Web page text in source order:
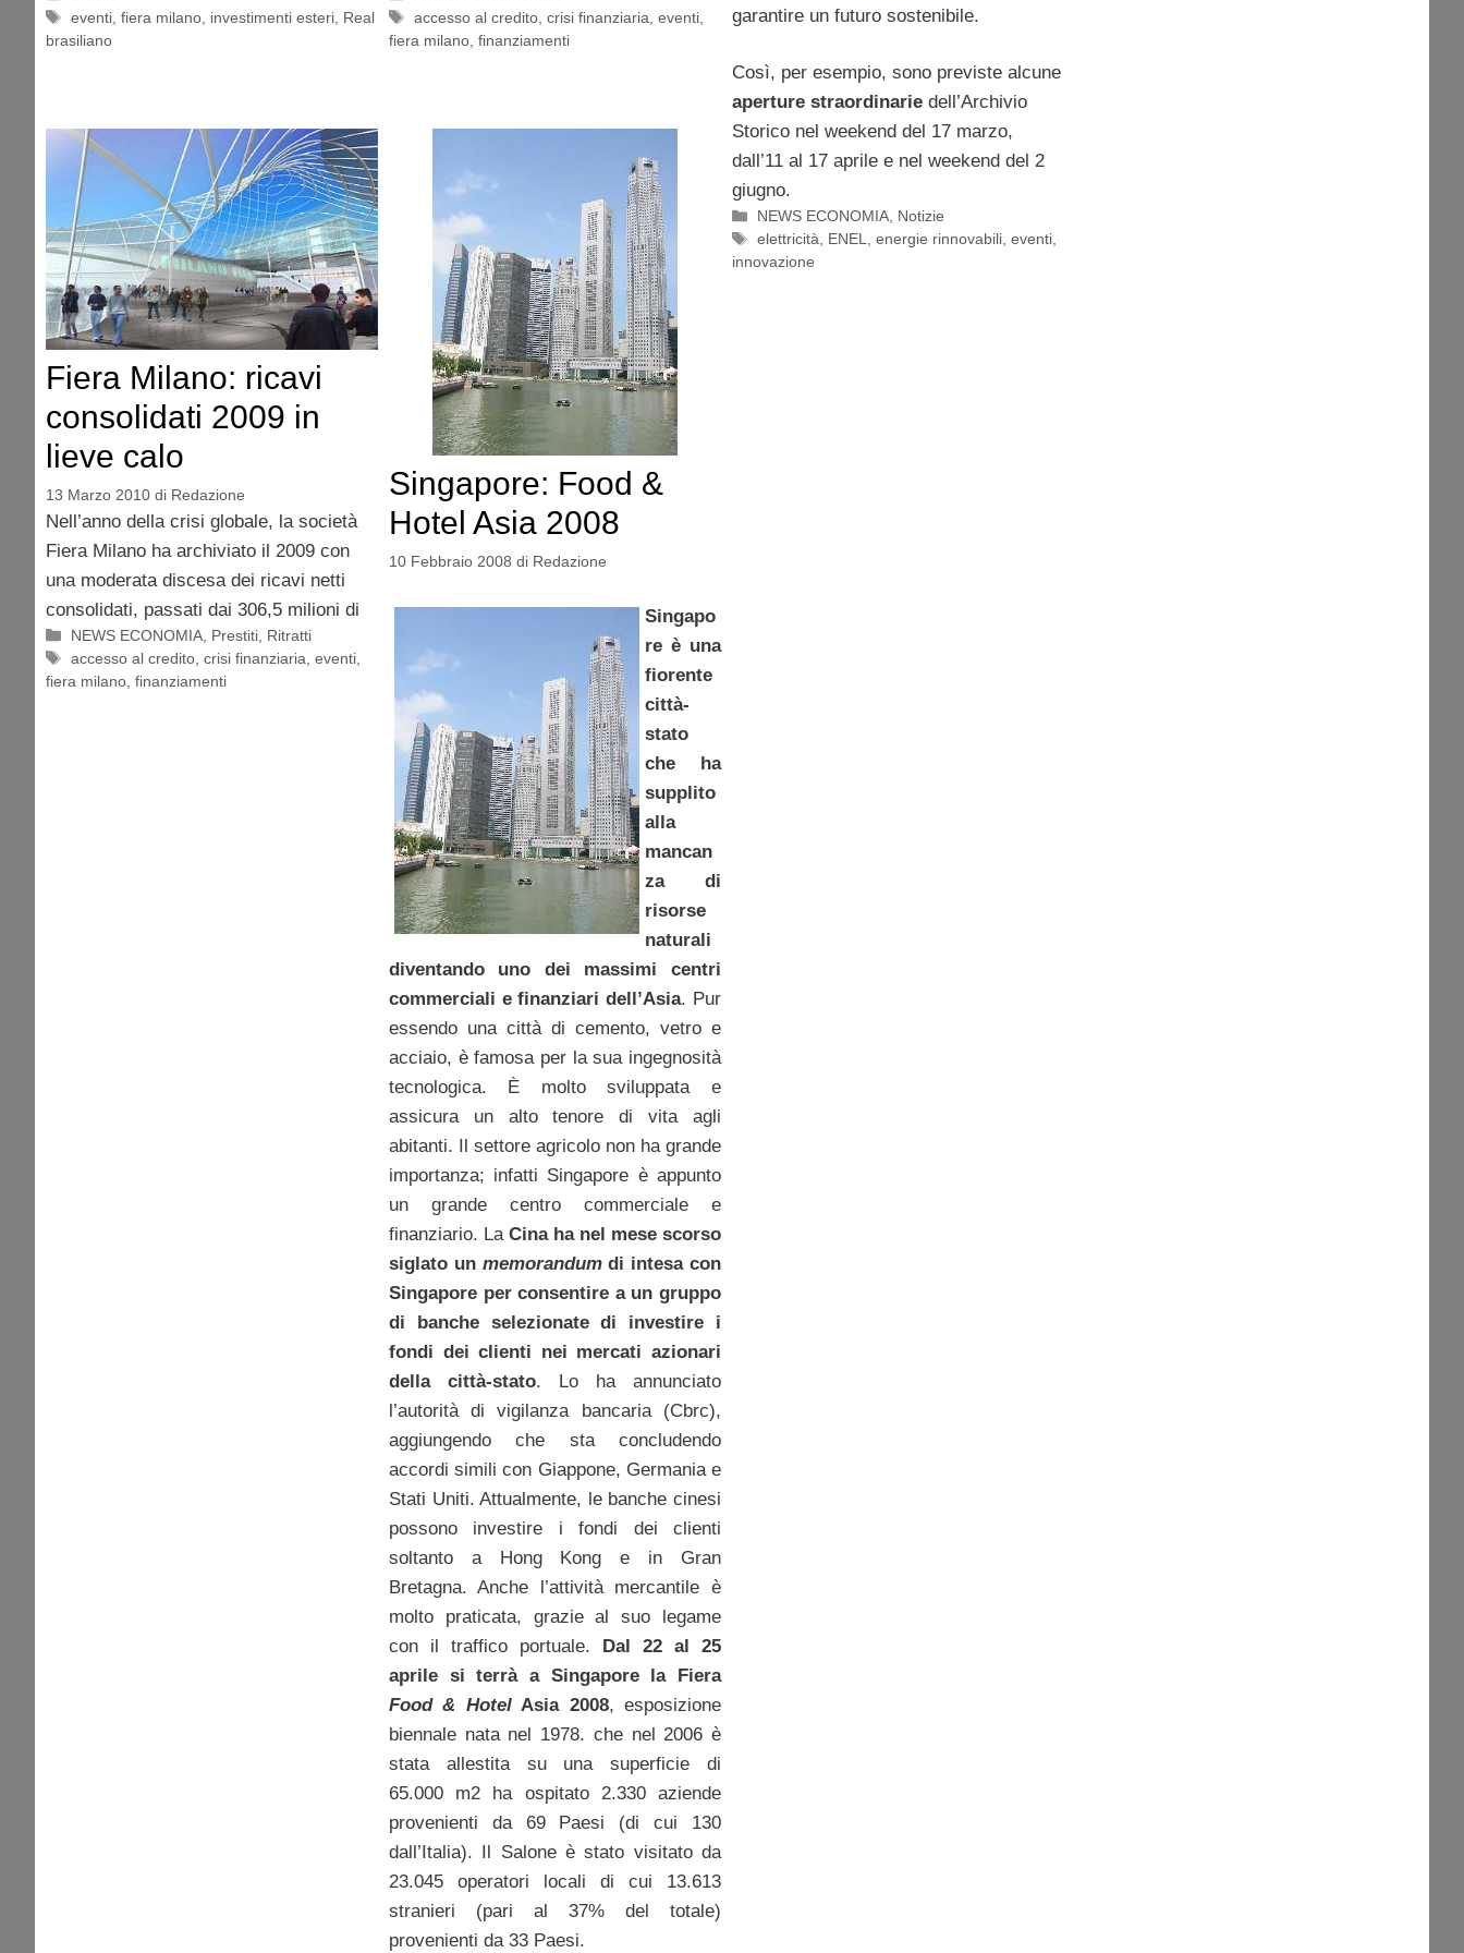
garantire un futuro sostenibile.
Così, per esempio, sono previste alcune
aperture straordinariedell’Archivio
Storico nel weekend del 17 marzo,
dall’11 al 17 aprile e nel weekend del 2
giugno.
Categorie
NEWS ECONOMIA Notizie
Tag
elettricità ENEL ,energie rinnovabili ,eventi
innovazione
Tag
eventi ,fiera milano investimenti esteri Real
brasiliano
Tag
accesso al credito ,crisi finanziaria ,eventi
fiera milano, finanziamenti
Fiera Milano: ricavi
consolidati 2009 in
lieve calo
13 Marzo 2010 di Redazione
Nell’anno della crisi globale, la società
Fiera Milano ha archiviato il 2009 con
una moderata discesa dei ricavi netti
consolidati, passati dai 306,5 milioni di
Categorie
NEWS ECONOMIA Prestiti Ritratti
Tag
accesso al credito ,crisi finanziaria ,eventi
fiera milano finanziamenti
Singapore: Food &
Hotel Asia 2008
10 Febbraio 2008 di Redazione
Singapo
re è una
fiorente
città-
stato
che ha
supplito
alla
mancan
za di
risorse
naturali
diventando uno dei massimi centri
commerciali e finanziari dell’Asia. Pur
essendo una città di cemento, vetro e
acciaio, è famosa per la sua ingegnosità
tecnologica. È molto sviluppata e
assicura un alto tenore di vita agli
abitanti. Il settore agricolo non ha grande
importanza; infatti Singapore è appunto
un grande centro commerciale e
finanziario. La Cina ha nel mese scorso
siglato un memorandumdi intesa con
Singapore per consentire a un gruppo
di banche selezionate di investire i
fondi dei clienti nei mercati azionari
della città-stato. Lo ha annunciato
l’autorità di vigilanza bancaria (Cbrc),
aggiungendo che sta concludendo
accordi simili con Giappone, Germania e
Stati Uniti. Attualmente, le banche cinesi
possono investire i fondi dei clienti
soltanto a Hong Kong e in Gran
Bretagna. Anche l’attività mercantile è
molto praticata, grazie al suo legame
con il traffico portuale. Dal 22 al 25
aprile si terrà a Singapore la Fiera
Food & HotelAsia 2008, esposizione
biennale nata nel 1978. che nel 2006 è
stata allestita su una superficie di
65.000 m2 ha ospitato 2.330 aziende
provenienti da 69 Paesi (di cui 130
dall’Italia). Il Salone è stato visitato da
23.045 operatori locali di cui 13.613
stranieri (pari al 37% del totale)
provenienti da 33 Paesi.